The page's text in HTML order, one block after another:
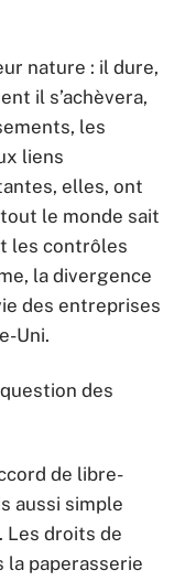
nature : il dure,
il s’achèvera,
les
liens
elles, ont
le monde sait
les contrôles
la divergence
des entreprises
Uni.
des
de libre-
aussi simple
Les droits de
la paperasserie